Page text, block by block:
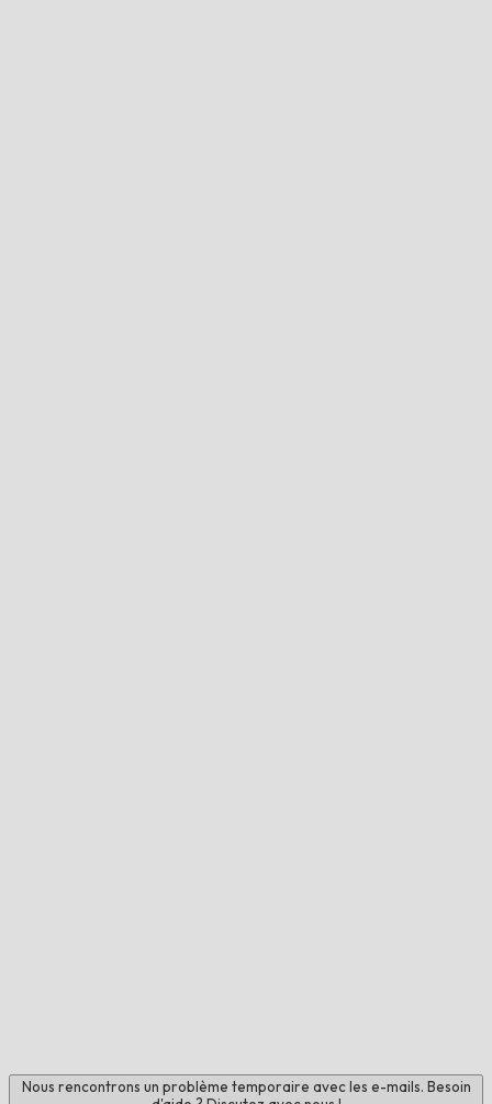
Nous rencontrons un problème temporaire avec les e-mails. Besoin